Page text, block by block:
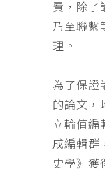
費，除了
乃至聯繫
理。
為了保證
的論文，
立輪值編
成編輯群
史學》獲